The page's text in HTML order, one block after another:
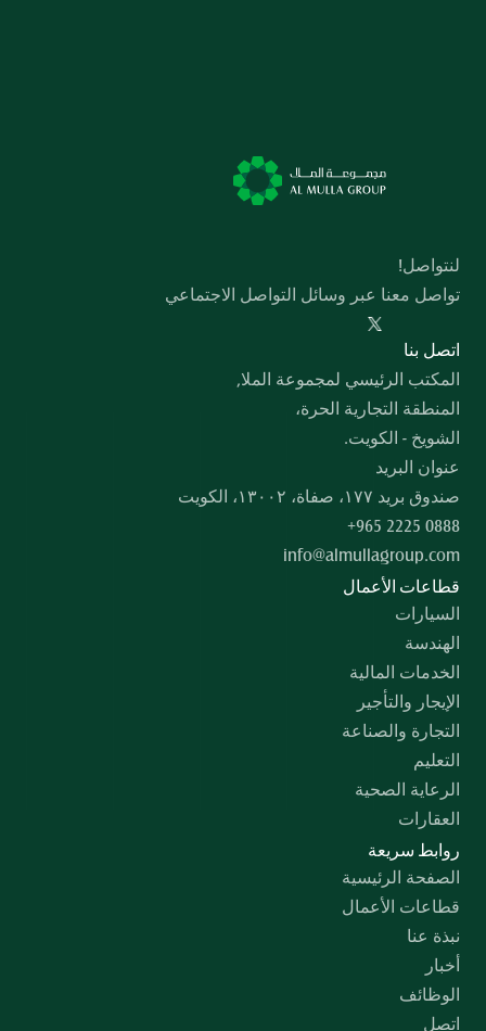
لنتواصل!
تواصل معنا عبر وسائل التواصل الاجتماعي
  اﺗﺼﻞ ﺑﻨﺎ
المكتب الرئيسي لمجموعة الملا,
المنطقة التجارية الحرة،
الشويخ - الكويت.
عنوان البريد
صندوق بريد ۱۷۷، صفاة، ۱۳۰۰۲، الكويت
+965 2225 0888
info@almullagroup.com
قطاعات الأعمال
السيارات
الهندسة
الخدمات المالية
الإيجار والتأجير
التجارة والصناعة
التعليم
الرعاية الصحية
العقارات
روابط سريعة
الصفحة الرئيسية
قطاعات الأعمال
نبذة عنا
أخبار
الوظائف
اتصل